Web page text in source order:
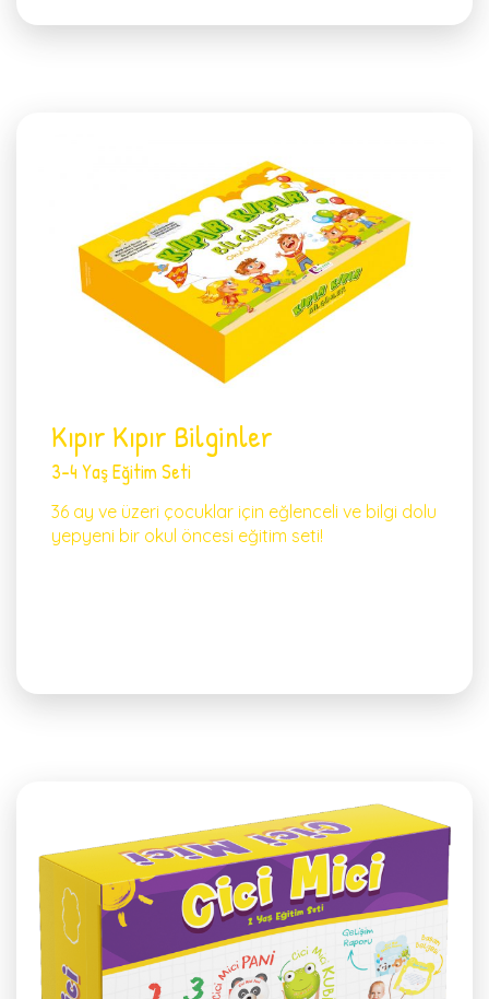
Kıpır Kıpır Bilginler
3-4 Yaş Eğitim Seti
36 ay ve üzeri çocuklar için eğlenceli ve bilgi dolu
yepyeni bir okul öncesi eğitim seti!